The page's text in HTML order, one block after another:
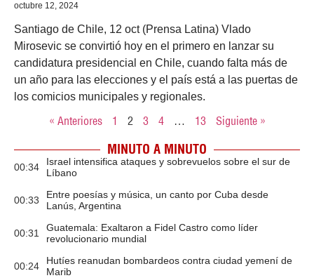
octubre 12, 2024
Santiago de Chile, 12 oct (Prensa Latina) Vlado
Mirosevic se convirtió hoy en el primero en lanzar su
candidatura presidencial en Chile, cuando falta más de
un año para las elecciones y el país está a las puertas de
los comicios municipales y regionales.
« Anteriores 1 2 3 4 … 13 Siguiente »
MINUTO A MINUTO
00:34
Israel intensifica ataques y sobrevuelos sobre el sur de
Líbano
00:33
Entre poesías y música, un canto por Cuba desde
Lanús, Argentina
00:31
Guatemala: Exaltaron a Fidel Castro como líder
revolucionario mundial
00:24
Hutíes reanudan bombardeos contra ciudad yemení de
Marib